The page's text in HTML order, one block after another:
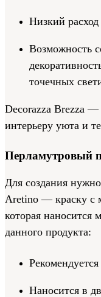
Низкий
Возможность
точечных
Decorazza Brezza —
интерьеру уюта и
Перламутровый
Для создания
Aretino — краску с
которая наносится
данного продукта:
Наносится в